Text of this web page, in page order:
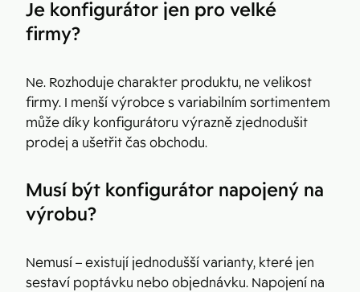
Je konfigurátor jen pro velké
firmy?
Ne. Rozhoduje charakter produktu, ne velikost
firmy. I menší výrobce s variabilním sortimentem
může díky konfigurátoru výrazně zjednodušit
prodej a ušetřit čas obchodu.
Musí být konfigurátor napojený na
výrobu?
Nemusí – existují jednodušší varianty, které jen
sestaví poptávku nebo objednávku. Napojení na